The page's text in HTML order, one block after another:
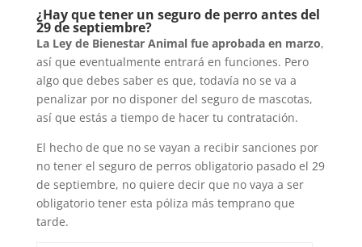
¿Hay que tener un seguro de perro antes del
29 de septiembre?
La Ley de Bienestar Animal fue aprobada en marzo,
así que eventualmente entrará en funciones. Pero
algo que debes saber es que, todavía no se va a
penalizar por no disponer del seguro de mascotas,
así que estás a tiempo de hacer tu contratación.
El hecho de que no se vayan a recibir sanciones por
no tener el seguro de perros obligatorio pasado el 29
de septiembre, no quiere decir que no vaya a ser
obligatorio tener esta póliza más temprano que
tarde.